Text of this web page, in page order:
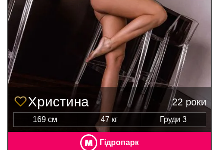
Христина 22 роки
169 см 47 кг Груди 3
Гідропарк